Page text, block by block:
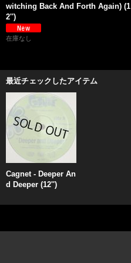
witching Back And Forth Again) (1
2'')
在庫なし
最近チェックしたアイテム
Cagnet - Deeper An
d Deeper (12'')